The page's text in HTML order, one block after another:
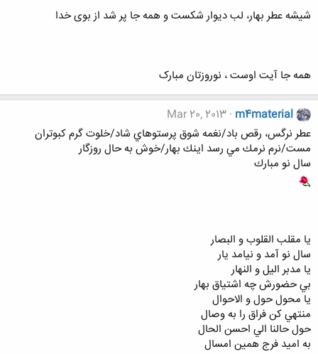
شیشه عطر بهار، لب دیوار شکست و همه جا پر شد از بوی خدا
همه جا آیت اوست ، نوروزتان مبارک
m4material
Mar 20, 2013
عطر نرگس، رقص باد/نغمه شوق پرستوهاي شاد/خلوت گرم كبوتران
مست/نرم نرمك مي رسد اينك بهار/خوش به حال روزگار
سال نو مبارك
يا مقلب القلوب و البصار
سال نو آمد و نيامد يار
يا مدبر اليل و النهار
بي حضورش چه اشتياق بهار
يا محول حول و الاحوال
منتهي كن فراق را به وصال
حول حالنا الي احسن الحال
به اميد فرج همين امسال